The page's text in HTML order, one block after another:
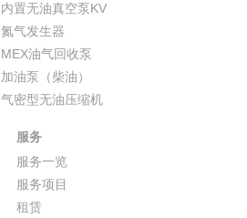
内置无油真空泵KV
氮气发生器
MEX油气回收泵
加油泵（柴油）
气密型无油压缩机
服务
服务一览
服务项目
租赁